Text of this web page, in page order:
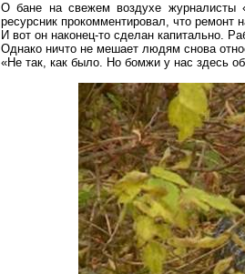
О бане на свежем воздухе
ресурсник прокомментировал, что ремонт
И вот он наконец-то сделан капитально.
Однако ничто не мешает людям снова
«Не так, как было. Но бомжи у нас здесь